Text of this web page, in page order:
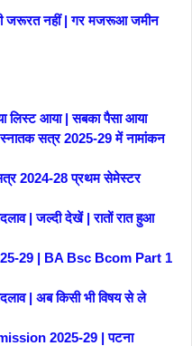
जरूरत नहीं | गर मजरूआ जमीन
लिस्ट आया | सबका पैसा आया
स्नातक सत्र 2025-29 में नामांकन
2024-28 प्रथम सेमेस्टर
| जल्दी देखें | रातों रात हुआ
29 | BA Bsc Bcom Part 1
| अब किसी भी विषय से ले
2025-29 | पटना